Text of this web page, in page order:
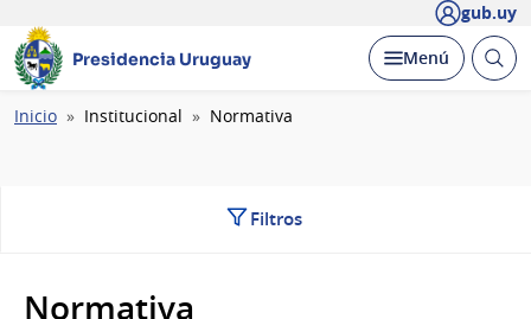
gub.uy
Presidencia Uruguay Desplegar
Menú Abrir
Ruta
Inicio Institucional Normativa
Filtros
Normativa